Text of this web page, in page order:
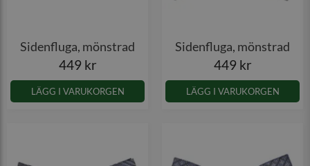
Sidenfluga, mönstrad
449 kr
LÄGG I VARUKORGEN
Sidenfluga, mönstrad
449 kr
LÄGG I VARUKORGEN